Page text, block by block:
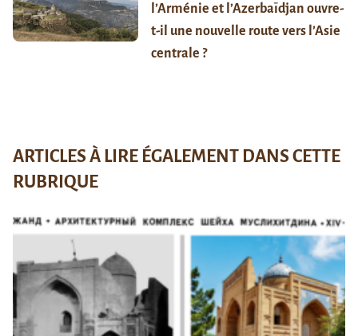
l’Arménie et l’Azerbaïdjan ouvre-
t-il une nouvelle route vers l’Asie
centrale ?
ARTICLES À LIRE ÉGALEMENT DANS CETTE
RUBRIQUE